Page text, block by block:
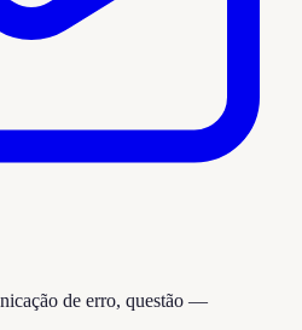
de erro, questão —